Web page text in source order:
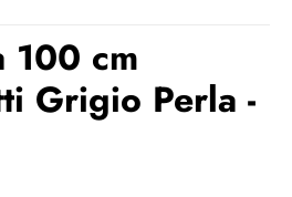
100 cm
Grigio Perla -